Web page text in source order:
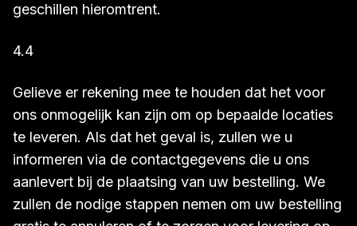
geschillen hieromtrent.
4.4
Gelieve er rekening mee te houden dat het voor
ons onmogelijk kan zijn om op bepaalde locaties
te leveren. Als dat het geval is, zullen we u
informeren via de contactgegevens die u ons
aanlevert bij de plaatsing van uw bestelling. We
zullen de nodige stappen nemen om uw bestelling